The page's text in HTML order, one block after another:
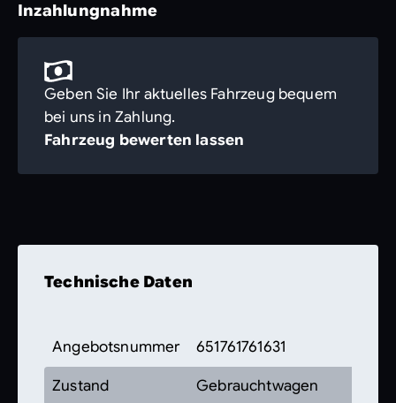
Inzahlungnahme
Geben Sie Ihr aktuelles Fahrzeug bequem
bei uns in Zahlung.
Fahrzeug bewerten lassen
Technische Daten
Angebotsnummer 651761761631
Zustand Gebrauchtwagen